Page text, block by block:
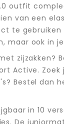
outfit
van een
te gebruiken
maar ook in
zijzakken?
Active. Zoek
Bestel dan
in 10